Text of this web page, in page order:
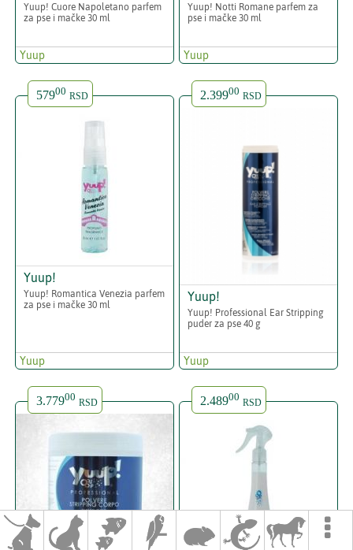
Yuup! Cuore Napoletano parfem
za pse i mačke 30 ml
Yuup
Yuup! Notti Romane parfem za
pse i mačke 30 ml
Yuup
57900 RSD
Yuup!
Yuup! Romantica Venezia parfem
za pse i mačke 30 ml
Yuup
2.39900 RSD
Yuup!
Yuup! Professional Ear Stripping
puder za pse 40 g
Yuup
3.77900 RSD 2.48900 RSD
